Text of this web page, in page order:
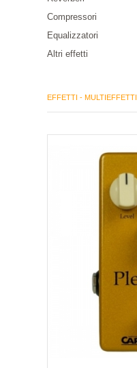
Compressori
Equalizzatori
Altri effetti
EFFETTI - MULTIEFFETTI